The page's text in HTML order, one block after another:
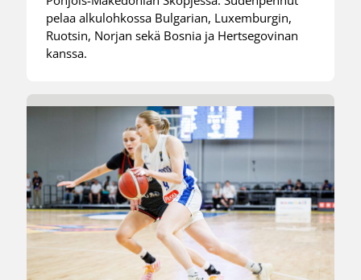
pelaa alkulohkossa Bulgarian, Luxemburgin,
Ruotsin, Norjan sekä Bosnia ja Hertsegovinan
kanssa.